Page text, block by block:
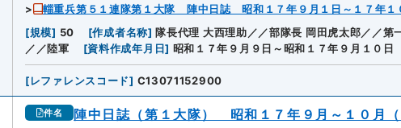
輜重兵第５１連隊第１大隊 陣中日誌 昭和１７年９月１日～１７年１
[規模] 50 [作成者名称] 隊長代理 大西理助／／部隊長 岡田虎太郎／／第
／／陸軍
[資料作成年月日] 昭和１７年９月９日～昭和１７年９月１０日
[レファレンスコード] C13071152900
件名 陣中日誌（第１大隊） 昭和１７年９月～１０月（